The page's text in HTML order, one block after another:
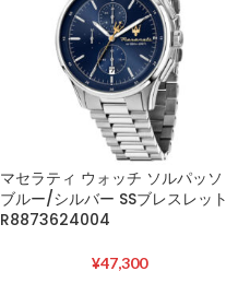
マセラティ ウォッチ ソルパッソ
ブルー/シルバー SSブレスレット
R8873624004
¥47,300